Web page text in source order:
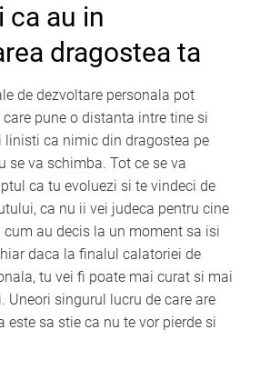
ca au in
dragostea ta
de dezvoltare personala pot
care pune o distanta intre tine si
ca nimic din dragostea pe
se va schimba. Tot ce se va
ca tu evoluezi si te vindeci de
ca nu ii vei judeca pentru cine
cum au decis la un moment sa isi
daca la finalul calatoriei de
tu vei fi poate mai curat si mai
Uneori singurul lucru de care are
este sa stie ca nu te vor pierde si